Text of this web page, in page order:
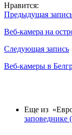
Нравится:
Навигация
по
записям
Предыдущая
Веб-камера на
Следующая запись
Веб-камеры в
Еще из
заповеднике